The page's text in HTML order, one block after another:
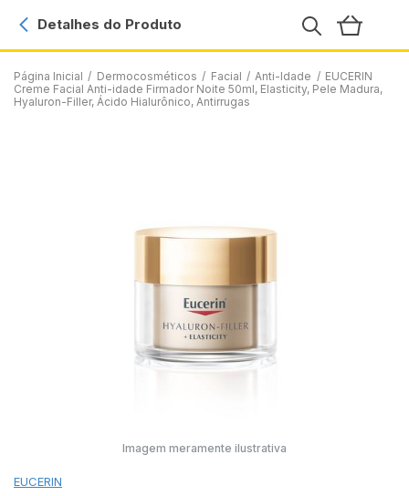
Página Inicial / Dermocosméticos / Facial / Anti-Idade / EUCERIN
Creme Facial Anti-idade Firmador Noite 50ml, Elasticity, Pele Madura,
Hyaluron-Filler, Ácido Hialurônico, Antirrugas
Detalhes do Produto
Imagem meramente ilustrativa
EUCERIN